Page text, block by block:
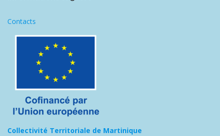
Contacts
Collectivité Territoriale de Martinique